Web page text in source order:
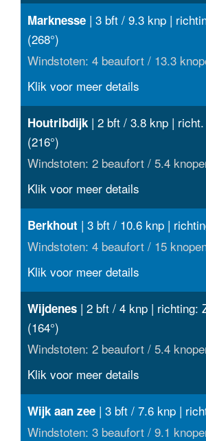
Marknesse | 3 bft / 9.3 knp |
(268°)
Windstoten: 4 beaufort / 13.3
Klik voor meer details
Houtribdijk | 2 bft / 3.8 knp |
(216°)
Windstoten: 2 beaufort / 5.4
Klik voor meer details
Berkhout | 3 bft / 10.6 knp |
Windstoten: 4 beaufort / 15
Klik voor meer details
Wijdenes | 2 bft / 4 knp | richting:
(164°)
Windstoten: 2 beaufort / 5.4
Klik voor meer details
Wijk aan zee | 3 bft / 7.6 knp |
Windstoten: 3 beaufort / 9.1